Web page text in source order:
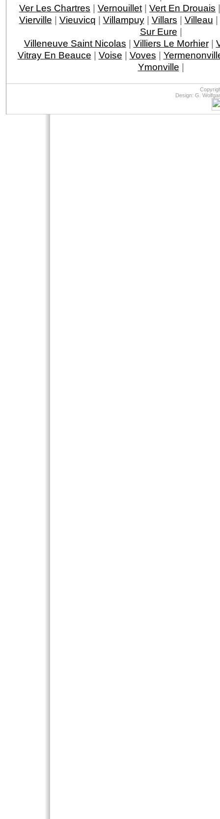
Ver Les Chartres | Vernouillet | Vert En Drouais
Vierville | Vieuvicq | Villampuy| Villars | Villeau |
Sur Eure |
Villeneuve Saint Nicolas | Villiers Le Morhier|
Vitray En Beauce | Voise | Voves |
Ymonville |
Design: G.